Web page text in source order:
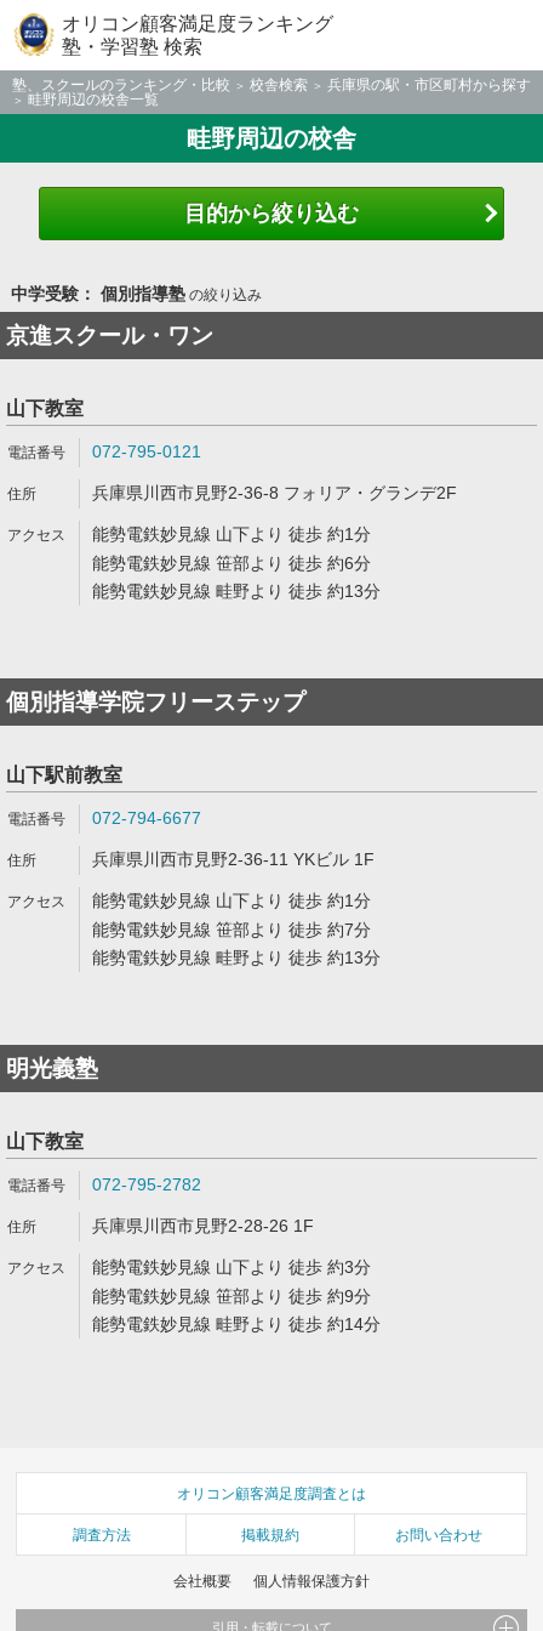
オリコン顧客満足度ランキング
塾・学習塾 検索
塾、スクールのランキング・比較 校舎検索
兵庫県の駅・市区町村から探す
畦野周辺の校舎一覧
畦野周辺の校舎
目的から絞り込む
中学受験： 個別指導塾の絞り込み
京進スクール・ワン
山下教室
072-795-0121
兵庫県川西市見野2-36-8 フォリア・グランデ2F
能勢電鉄妙見線 山下より 徒歩 約1分
能勢電鉄妙見線 笹部より 徒歩 約6分
能勢電鉄妙見線 畦野より 徒歩 約13分
個別指導学院フリーステップ
山下駅前教室
072-794-6677
兵庫県川西市見野2-36-11 YKビル 1F
能勢電鉄妙見線 山下より 徒歩 約1分
能勢電鉄妙見線 笹部より 徒歩 約7分
能勢電鉄妙見線 畦野より 徒歩 約13分
明光義塾
山下教室
072-795-2782
兵庫県川西市見野2-28-26 1F
能勢電鉄妙見線 山下より 徒歩 約3分
能勢電鉄妙見線 笹部より 徒歩 約9分
能勢電鉄妙見線 畦野より 徒歩 約14分
オリコン顧客満足度調査とは
調査方法 掲載規約 お問い合わせ
会社概要 個人情報保護方針
引用・転載について